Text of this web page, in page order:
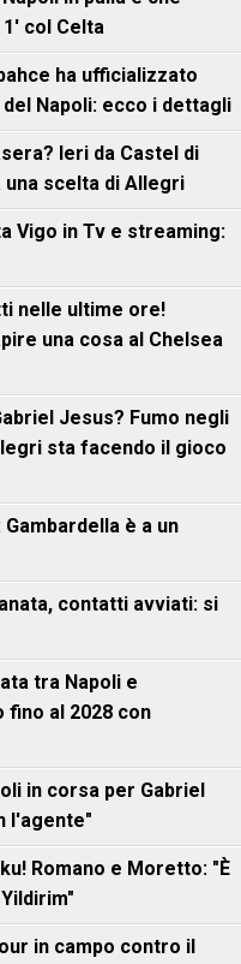
col Celta
ha ufficializzato
Napoli: ecco i dettagli
Ieri da Castel di
scelta di Allegri
Vigo in Tv e streaming:
nelle ultime ore!
una cosa al Chelsea
Jesus? Fumo negli
sta facendo il gioco
è a un
contatti avviati: si
tra Napoli e
fino al 2028 con
in corsa per Gabriel
l'agente"
Romano e Moretto: "È
in campo contro il